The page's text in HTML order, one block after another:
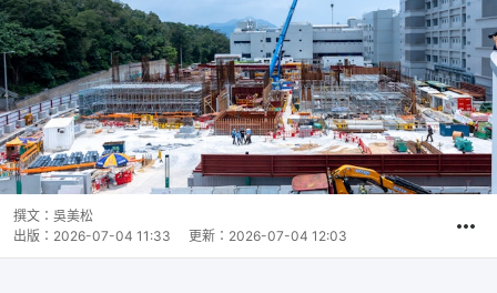
撰文： 吳美松
出版： 2026-07-04 11:33 更新： 2026-07-04 12:03